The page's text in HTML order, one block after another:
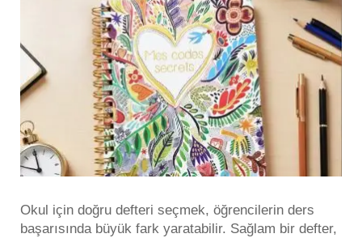
Okul için doğru defteri seçmek, öğrencilerin ders
başarısında büyük fark yaratabilir. Sağlam bir defter,